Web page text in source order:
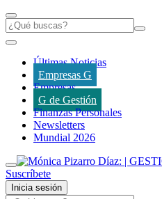
Últimas Noticias
Empresas G
Empresas
G de Gestión
Finanzas Personales
Newsletters
Mundial 2026
Suscríbete
Inicia sesión